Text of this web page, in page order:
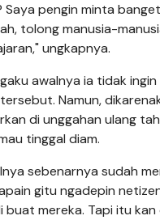
Saya pengin minta
tolong manusia-
ungkapnya.
awalnya ia tidak
Namun,
di unggahan ulang
tinggal diam.
sebenarnya sudah
gitu ngadepin
buat mereka. Tapi itu kan